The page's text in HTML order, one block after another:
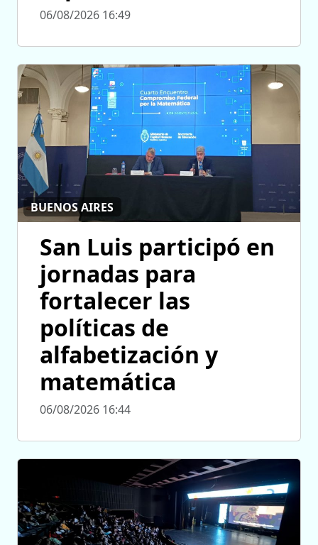
06/08/2026 16:49
BUENOS AIRES
San Luis participó en
jornadas para
fortalecer las
políticas de
alfabetización y
matemática
06/08/2026 16:44